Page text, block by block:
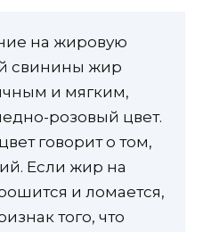
на жировую
свинины жир
и мягким,
розовый цвет.
говорит о том,
Если жир на
и ломается,
того, что